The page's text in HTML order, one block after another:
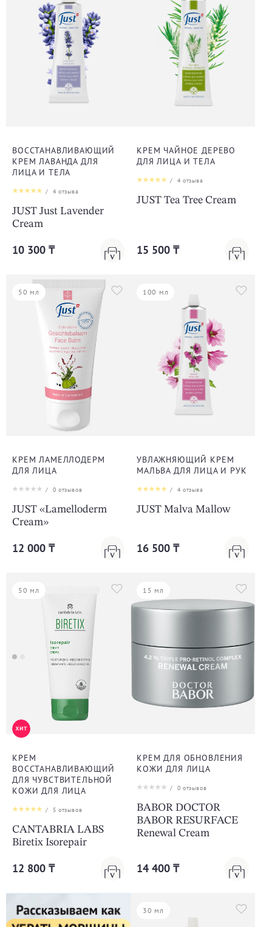
ВОССТАНАВЛИВАЮЩИЙ
КРЕМ ЛАВАНДА ДЛЯ
ЛИЦА И ТЕЛА
/ 4отзыва
JUST Just Lavender
Cream
10 300 ₸
КРЕМ ЧАЙНОЕ ДЕРЕВО
ДЛЯ ЛИЦА И ТЕЛА
/ 4отзыва
JUST Tea Tree Cream
15 500 ₸
50 мл
КРЕМ ЛАМЕЛЛОДЕРМ
ДЛЯ ЛИЦА
/ 0 отзывов
JUST «Lamelloderm
Cream»
12 000 ₸
100 мл
УВЛАЖНЯЮЩИЙ КРЕМ
МАЛЬВА ДЛЯ ЛИЦА И РУК
/ 4отзыва
JUST Malva Mallow
16 500 ₸
50 мл
КРЕМ
ВОССТАНАВЛИВАЮЩИЙ
ДЛЯ ЧУВСТВИТЕЛЬНОЙ
КОЖИ ДЛЯ ЛИЦА
/ 5 отзывов
CANTABRIA LABS
Biretix Isorepair
12 800 ₸
15 мл
КРЕМ ДЛЯ ОБНОВЛЕНИЯ
КОЖИ ДЛЯ ЛИЦА
/ 0 отзывов
BABOR DOCTOR
BABOR RESURFACE
Renewal Cream
14 400 ₸
30 мл